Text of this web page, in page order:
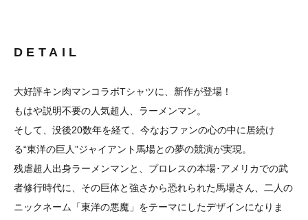
DETAIL
大好評キン肉マンコラボTシャツに、新作が登場！
もはや説明不要の人気超人、ラーメンマン。
そして、没後20数年を経て、今なおファンの心の中に居続け
る“東洋の巨人”ジャイアント馬場との夢の競演が実現。
残虐超人出身ラーメンマンと、プロレスの本場･アメリカでの武
者修行時代に、その巨体と強さから恐れられた馬場さん、二人の
ニックネーム「東洋の悪魔」をテーマにしたデザインになりま